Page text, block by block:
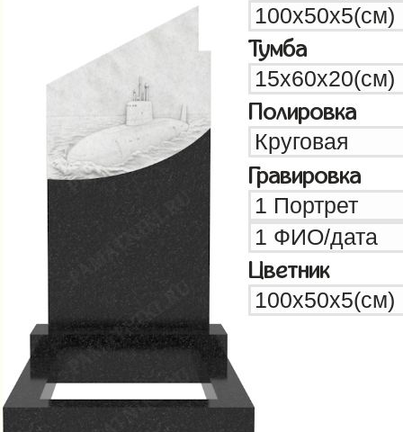
Тумба
Полировка
Гравировка
Цветник